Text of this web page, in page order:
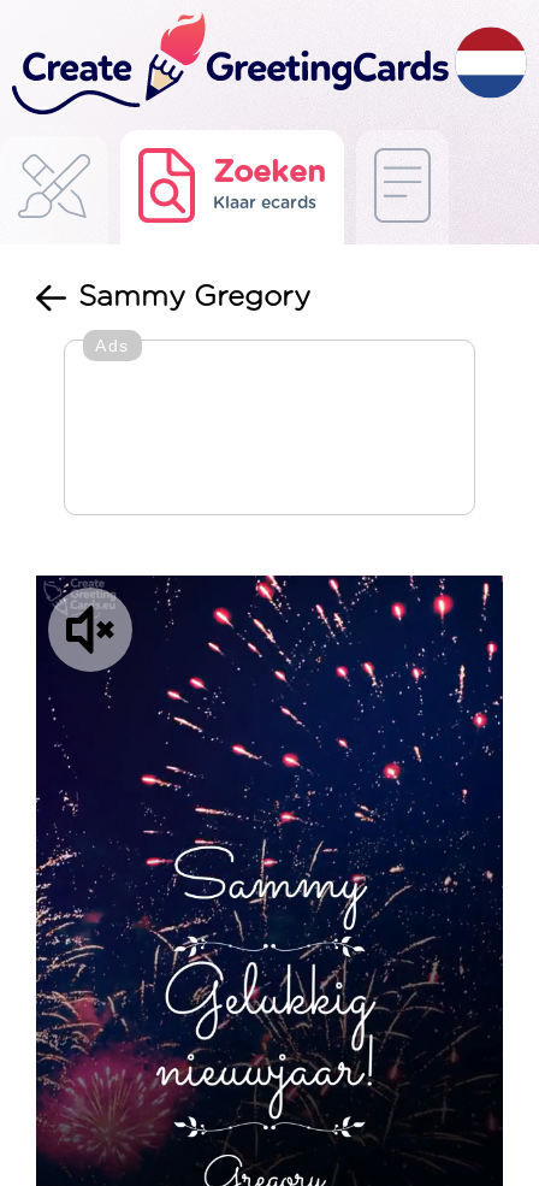
Zoeken
Klaar ecards
Sammy Gregory
Ads